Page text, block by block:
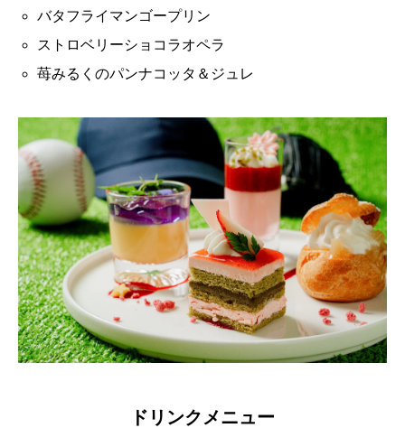
バタフライマンゴープリン
ストロベリーショコラオペラ
苺みるくのパンナコッタ＆ジュレ
ドリンクメニュー